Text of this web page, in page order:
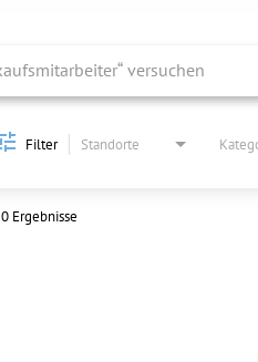
Filter Standorte
0 Ergebnisse